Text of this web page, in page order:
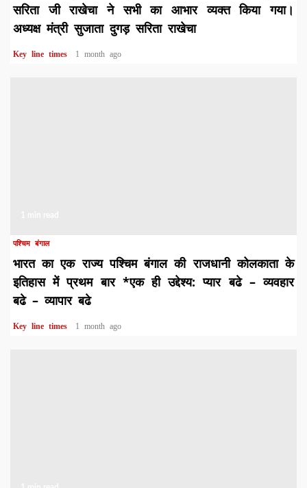
सरिता जी राखेचा ने सभी का आभार व्यक्त किया गया।
अध्यक्ष मंत्री सुजाता दुगड़ सरिता राखेचा ​
Key line times 1 month ago
पश्चिम बंगाल
भारत का एक राज्य पश्चिम बंगाल की राजधानी कोलकाता के
इतिहास में प्रथम बार *एक ही उद्देश्य: प्यार बढे – व्यवहार
बढे – व्यापार बढे
Key line times 1 month ago